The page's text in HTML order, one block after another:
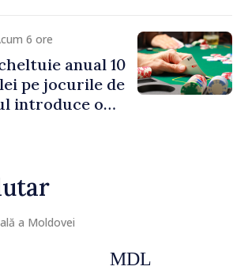
6 ore
anual 10
pe jocurile de
introduce o
a Moldovei
MDL